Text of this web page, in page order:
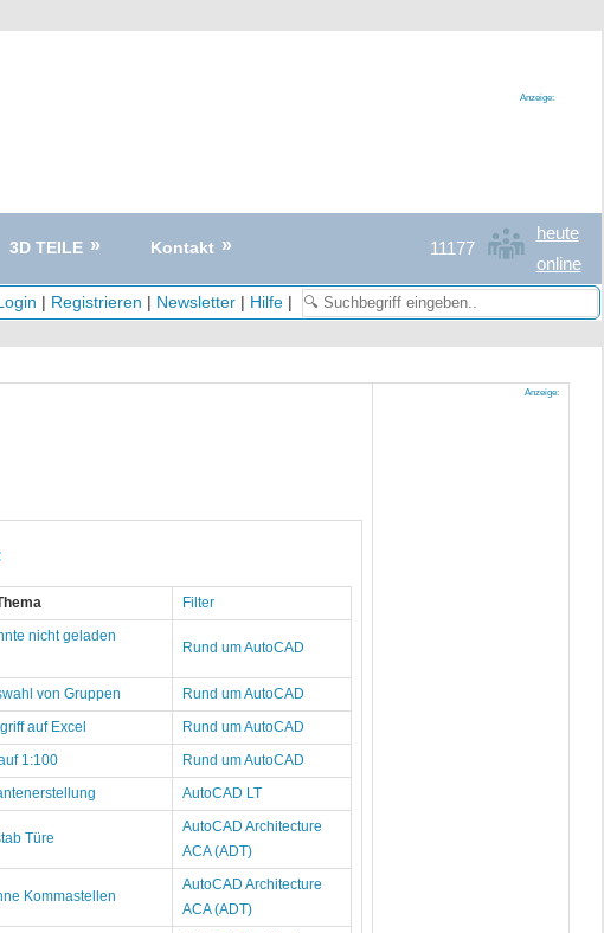
Anzeige:
3D TEILE Kontakt 11177
heute
online
| Registrieren | Newsletter| Hilfe|
Filter
nicht geladen
Rund um AutoCAD
von Gruppen
Rund um AutoCAD
auf Excel
Rund um AutoCAD
1:100
Rund um AutoCAD
AutoCAD LT
Türe
AutoCAD Architecture
ACA (ADT)
Kommastellen
AutoCAD Architecture
ACA (ADT)
Anzeige: